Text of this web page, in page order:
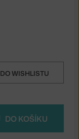
DO WISHLISTU
DO KOŠÍKU